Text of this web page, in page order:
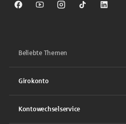
Sparkasse auf Facebook
Sparkasse auf Youtube
Sparkasse aufSparkasse auf
Beliebte Themen
Girokonto
Kontowechselservice